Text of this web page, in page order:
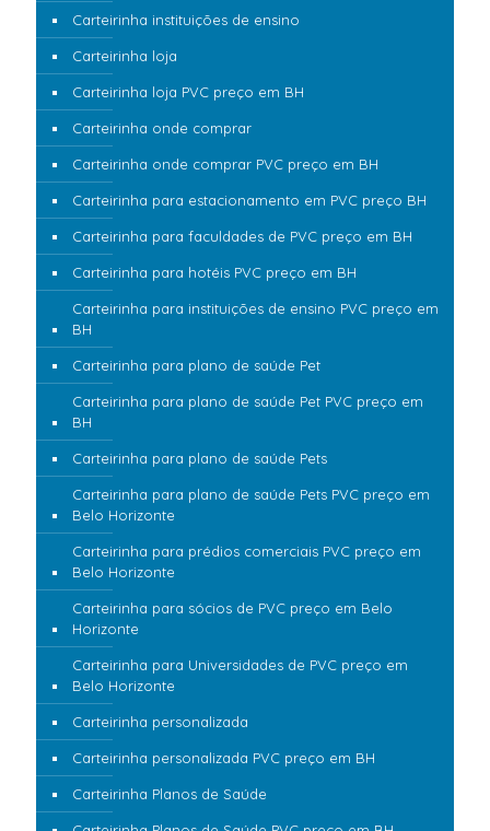
Carteirinha instituições de ensino
Carteirinha loja
Carteirinha loja PVC preço em BH
Carteirinha onde comprar
Carteirinha onde comprar PVC preço em BH
Carteirinha para estacionamento em PVC preço BH
Carteirinha para faculdades de PVC preço em BH
Carteirinha para hotéis PVC preço em BH
Carteirinha para instituições de ensino PVC preço em
BH
Carteirinha para plano de saúde Pet
Carteirinha para plano de saúde Pet PVC preço em
BH
Carteirinha para plano de saúde Pets
Carteirinha para plano de saúde Pets PVC preço em
Belo Horizonte
Carteirinha para prédios comerciais PVC preço em
Belo Horizonte
Carteirinha para sócios de PVC preço em Belo
Horizonte
Carteirinha para Universidades de PVC preço em
Belo Horizonte
Carteirinha personalizada
Carteirinha personalizada PVC preço em BH
Carteirinha Planos de Saúde